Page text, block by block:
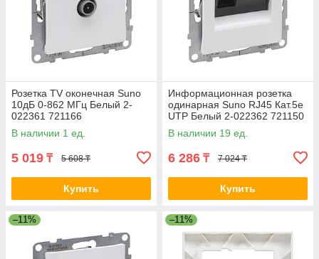
Розетка TV оконечная Suno
10дБ 0-862 МГц Белый 2-
022361 721166
В наличии 1 ед.
5 019 ₸ 5 608 ₸
Купить
Информационная розетка
одинарная Suno RJ45 Кат.5e
UTP Белый 2-022362 721150
В наличии 19 ед.
6 286 ₸ 7 024 ₸
Купить
–11% –11%